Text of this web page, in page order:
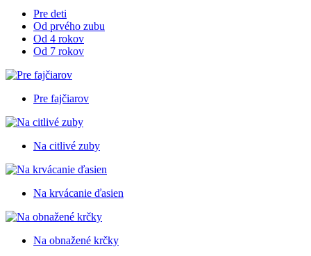
Pre deti
Od prvého zubu
Od 4 rokov
Od 7 rokov
Pre fajčiarov
Na citlivé zuby
Na krvácanie ďasien
Na obnažené krčky